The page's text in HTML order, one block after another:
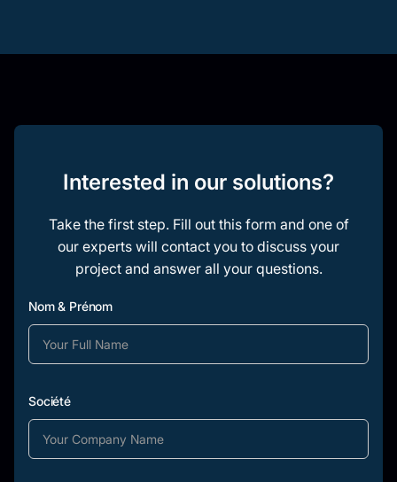
Interested in our solutions?
Take the first step. Fill out this form and one of
our experts will contact you to discuss your
project and answer all your questions.
Nom & Prénom
Société